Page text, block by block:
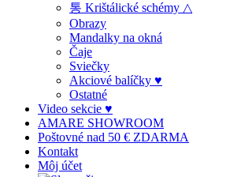
통 Krištálické schémy △
Obrazy
Mandalky na okná
Čaje
Sviečky
Akciové balíčky ♥
Ostatné
Video sekcie ♥
AMARE SHOWROOM
Poštovné nad 50 € ZDARMA
Kontakt
Môj účet